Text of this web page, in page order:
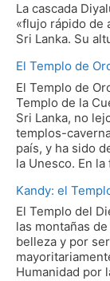
La cascada
«flujo rápido de
Sri Lanka. Su
El Templo de
El Templo de
Templo de la
Sri Lanka, no
templos-
país, y ha sido
la Unesco. En
Kandy: el
El Templo del
las montañas
belleza y por
Humanidad por